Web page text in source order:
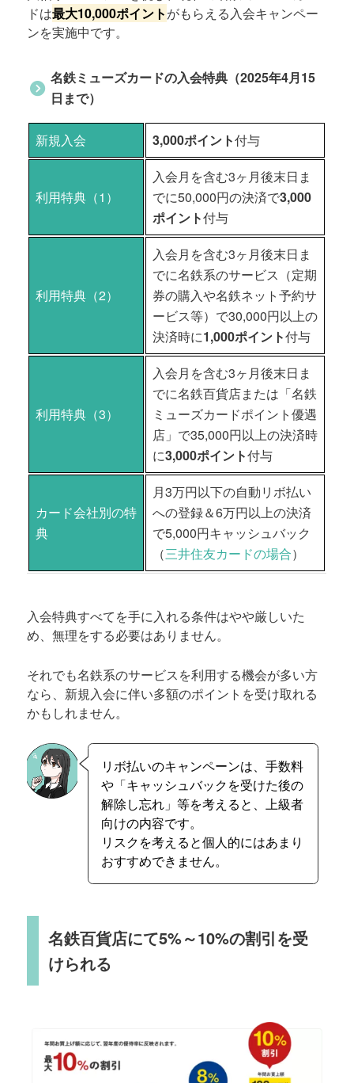
ドは最大10,000ポイントがもらえる入会キャンペー
ンを実施中です。
名鉄ミューズカードの入会特典（2025年4月15
日まで）
新規入会 3,000ポイント付与
利用特典（1）
入会月を含む3ヶ月後末日ま
でに50,000円の決済で3,000
ポイント付与
利用特典（2）
入会月を含む3ヶ月後末日ま
でに名鉄系のサービス（定期
券の購入や名鉄ネット予約サ
ービス等）で30,000円以上の
決済時に1,000ポイント付与
利用特典（3）
入会月を含む3ヶ月後末日ま
でに名鉄百貨店または「名鉄
ミューズカードポイント優遇
店」で35,000円以上の決済時
に3,000ポイント付与
カード会社別の特
典
月3万円以下の自動リボ払い
への登録＆6万円以上の決済
で5,000円キャッシュバック
（三井住友カードの場合）
入会特典すべてを手に入れる条件はやや厳しいた
め、無理をする必要はありません。
それでも名鉄系のサービスを利用する機会が多い方
なら、新規入会に伴い多額のポイントを受け取れる
かもしれません。
リボ払いのキャンペーンは、手数料
や「キャッシュバックを受けた後の
解除し忘れ」等を考えると、上級者
向けの内容です。
リスクを考えると個人的にはあまり
おすすめできません。
名鉄百貨店にて5%～10%の割引を受
けられる